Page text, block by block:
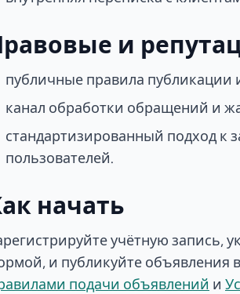
и
публичные правила
канал обработки обращений и
стандартизированный подход
пользователей.
начать
учётную запись,
и публикуйте объявления
подачи объявлений и